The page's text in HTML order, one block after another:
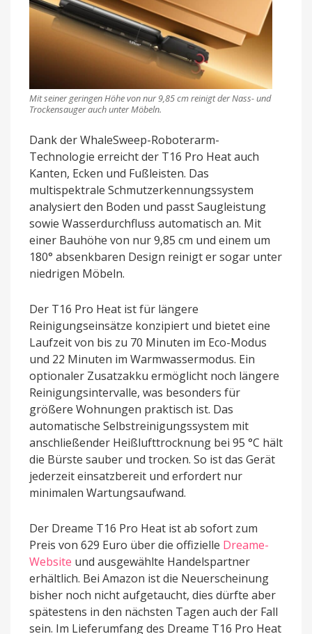
Mit seiner geringen Höhe von nur 9,85 cm reinigt der Nass- und
Trockensauger auch unter Möbeln.
Dank der WhaleSweep-Roboterarm-
Technologie erreicht der T16 Pro Heat auch
Kanten, Ecken und Fußleisten. Das
multispektrale Schmutzerkennungssystem
analysiert den Boden und passt Saugleistung
sowie Wasserdurchfluss automatisch an. Mit
einer Bauhöhe von nur 9,85 cm und einem um
180° absenkbaren Design reinigt er sogar unter
niedrigen Möbeln.
Der T16 Pro Heat ist für längere
Reinigungseinsätze konzipiert und bietet eine
Laufzeit von bis zu 70 Minuten im Eco-Modus
und 22 Minuten im Warmwassermodus. Ein
optionaler Zusatzakku ermöglicht noch längere
Reinigungsintervalle, was besonders für
größere Wohnungen praktisch ist. Das
automatische Selbstreinigungssystem mit
anschließender Heißlufttrocknung bei 95 °C hält
die Bürste sauber und trocken. So ist das Gerät
jederzeit einsatzbereit und erfordert nur
minimalen Wartungsaufwand.
Der Dreame T16 Pro Heat ist ab sofort zum
Preis von 629 Euro über die offizielle Dreame-
Website und ausgewählte Handelspartner
erhältlich. Bei Amazon ist die Neuerscheinung
bisher noch nicht aufgetaucht, dies dürfte aber
spätestens in den nächsten Tagen auch der Fall
sein. Im Lieferumfang des Dreame T16 Pro Heat